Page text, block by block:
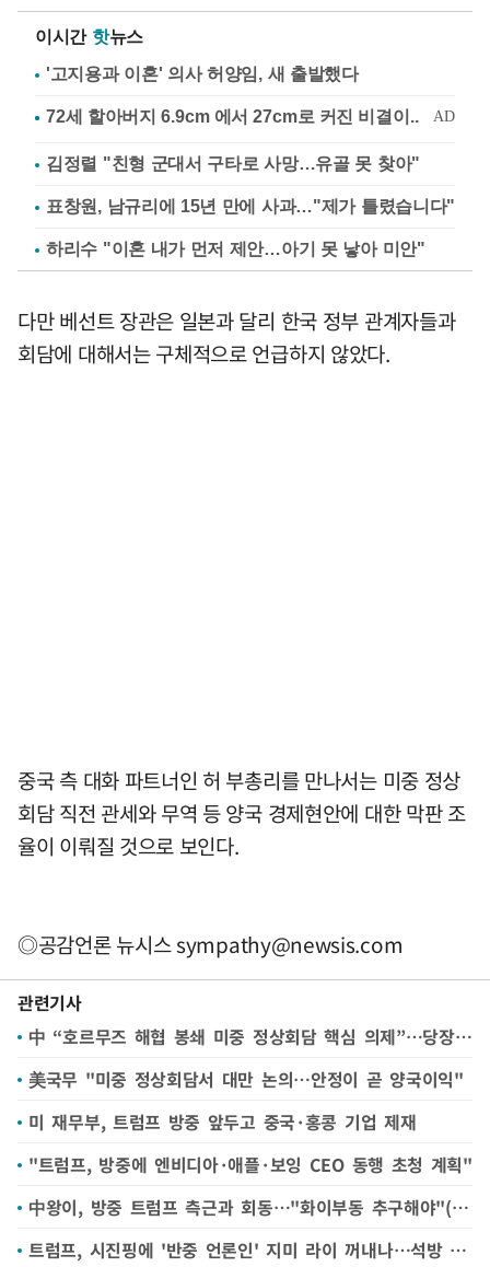
이시간 핫뉴스
'고지용과 이혼' 의사 허양임, 새 출발했다
김정렬 "친형 군대서 구타로 사망…유골 못 찾아"
표창원, 남규리에 15년 만에 사과…"제가 틀렸습니다"
하리수 "이혼 내가 먼저 제안…아기 못 낳아 미안"
다만 베선트 장관은 일본과 달리 한국 정부 관계자들과
회담에 대해서는 구체적으로 언급하지 않았다.
중국 측 대화 파트너인 허 부총리를 만나서는 미중 정상
회담 직전 관세와 무역 등 양국 경제현안에 대한 막판 조
율이 이뤄질 것으로 보인다.
◎공감언론 뉴시스sympathy@newsis.com
관련기사
中 “호르무즈 해협 봉쇄 미중 정상회담 핵심 의제”…당장은 휴전 유지 중요
美국무 "미중 정상회담서 대만 논의…안정이 곧 양국이익"
미 재무부, 트럼프 방중 앞두고 중국·홍콩 기업 제재
"트럼프, 방중에 엔비디아·애플·보잉 CEO 동행 초청 계획"
中왕이, 방중 트럼프 측근과 회동…"화이부동 추구해야"(종합)
트럼프, 시진핑에 '반중 언론인' 지미 라이 꺼내나…석방 촉각